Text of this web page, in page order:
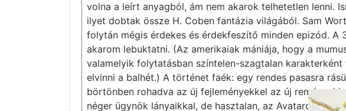
volna a leírt anyagból, ám nem akarok telhetetlen lenni.
ilyet dobtak össze H. Coben fantázia világából. Sam
folytán mégis érdekes és érdekfeszítő minden epizód.
akarom lebuktatni. (Az amerikaiak mániája, hogy a
valamelyik folytatásban színtelen-szagtalan
elvinni a balhét.) A történet faék: egy rendes pasasra
börtönben rohadva az új fejleményekkel az új reményei
néger ügynök lányaikkal, de hasztalan, az Avataros